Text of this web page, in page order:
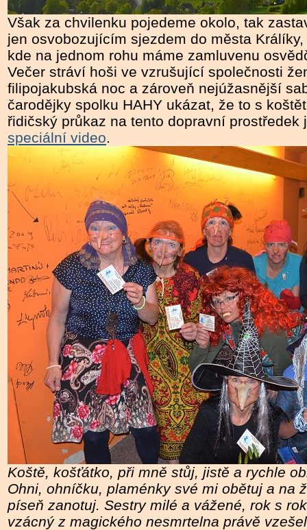
Však za chvilenku pojedeme okolo, tak
jen osvobozujícím sjezdem do města
kde na jednom rohu máme zamluvenu
Večer stráví hoši ve vzrušující společnosti
filipojakubská noc a zároveň nejúžasnější
čarodějky spolku HAHY ukázat, že to s
řidičský průkaz na tento dopravní prostředek
speciální video.
Koště, košťátko, při mně stůj, jistě a rychle
Ohni, ohníčku, plaménky své mi obětuj a na
píseň zanotuj. Sestry milé a vážené, rok s
vzácný z magického nesmrtelna právě